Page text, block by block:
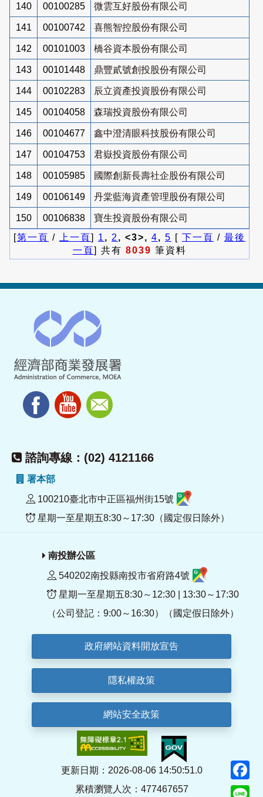
140 00100285 微雲互好股份有限公司
141 00100742 喜熊智控股份有限公司
142 00101003 橋谷資本股份有限公司
143 00101448 鼎豐貳號創投股份有限公司
144 00102283 辰立資產投資股份有限公司
145 00104058 森瑞投資股份有限公司
146 00104677 鑫中澄清眼科技股份有限公司
147 00104753 君嶽投資股份有限公司
148 00105985 國際創新長壽社企股份有限公司
149 00106149 丹棠藍海資產管理股份有限公司
150 00106838
寶生投資股份有限公司
[第一頁 / 上一頁] 1 , 2 , <3>, 4, 5 [ 下一頁 / 最後
一頁] 共有 8039 筆資料
諮詢專線：(02) 4121166
署本部
100210臺北市中正區福州街15號
星期一至星期五8:30～17:30（國定假日除外）
南投辦公區
540202南投縣南投市省府路4號
星期一至星期五8:30～12:30 | 13:30～17:30
（公司登記：9:00～16:30）（國定假日除外）
政府網站資料開放宣告
隱私權政策
網站安全政策
更新日期：2026-08-06 14:50:51.0
累積瀏覽人次：477467657